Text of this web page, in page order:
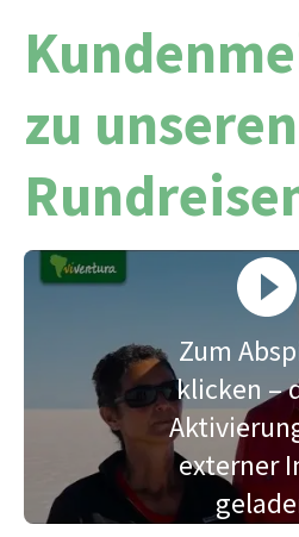
zu
Zum
klicken –
externer